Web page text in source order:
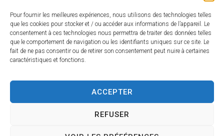
Pour fournir les meilleures expériences, nous utilisons des technologies telles
que les cookies pour stocker et / ou accéder aux informations de l’appareil. Le
consentement à ces technologies nous permettra de traiter des données telles
que le comportement de navigation ou les identifiants uniques sur ce site. Le
fait de ne pas consentir ou de retirer son consentement peut nuire à certaines
caractéristiques et fonctions.
ACCEPTER
REFUSER
1 Rue Constant Balquet,
79600 Airvault
05 49 64 70 13
Contacter la mairie
Du lundi au vendredi
de 8h30 à 12h30 et de 13h45 à 17h30